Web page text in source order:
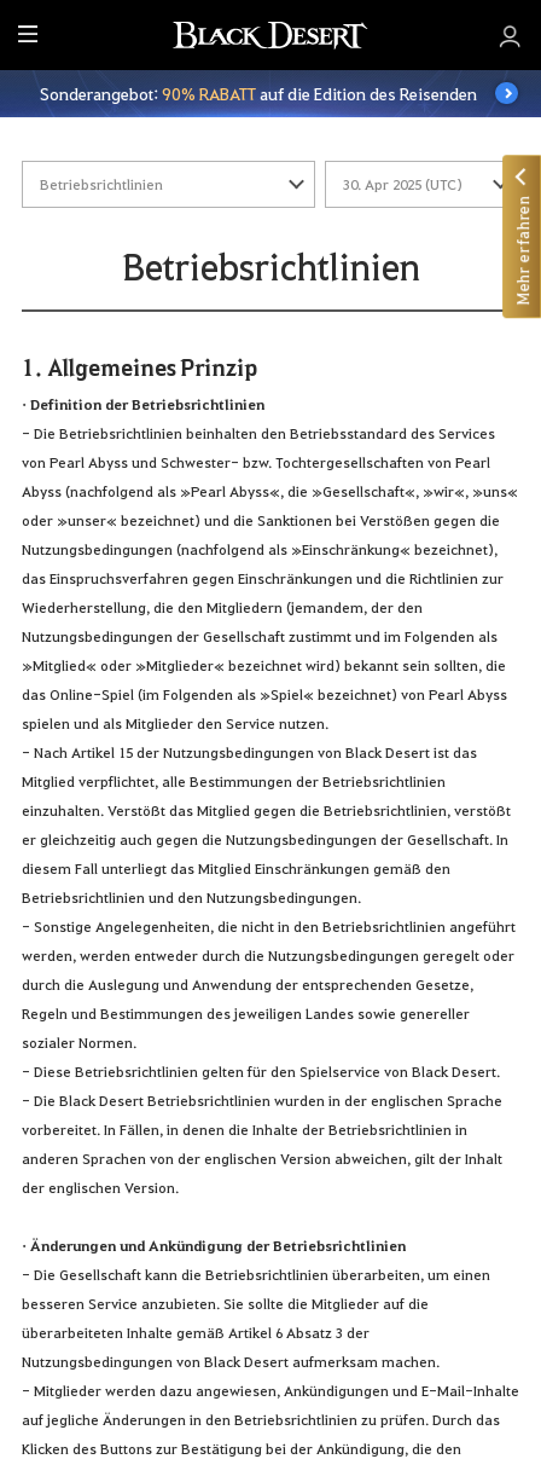
A
l
l Sonderangebot:90% RABATTauf die Edition des Reisenden
Betriebsrichtlinien
1. Allgemeines Prinzip
• Definition der Betriebsrichtlinien
- Die Betriebsrichtlinien beinhalten den Betriebsstandard des Services
von Pearl Abyss und Schwester- bzw. Tochtergesellschaften von Pearl
Abyss (nachfolgend als »Pearl Abyss«, die »Gesellschaft«, »wir«, »uns«
oder »unser« bezeichnet) und die Sanktionen bei Verstößen gegen die
Nutzungsbedingungen (nachfolgend als »Einschränkung« bezeichnet),
das Einspruchsverfahren gegen Einschränkungen und die Richtlinien zur
Wiederherstellung, die den Mitgliedern (jemandem, der den
Nutzungsbedingungen der Gesellschaft zustimmt und im Folgenden als
»Mitglied« oder »Mitglieder« bezeichnet wird) bekannt sein sollten, die
das Online-Spiel (im Folgenden als »Spiel« bezeichnet) von Pearl Abyss
spielen und als Mitglieder den Service nutzen.
- Nach Artikel 15 der Nutzungsbedingungen von Black Desert ist das
Mitglied verpflichtet, alle Bestimmungen der Betriebsrichtlinien
einzuhalten. Verstößt das Mitglied gegen die Betriebsrichtlinien, verstößt
er gleichzeitig auch gegen die Nutzungsbedingungen der Gesellschaft. In
diesem Fall unterliegt das Mitglied Einschränkungen gemäß den
Betriebsrichtlinien und den Nutzungsbedingungen.
- Sonstige Angelegenheiten, die nicht in den Betriebsrichtlinien angeführt
werden, werden entweder durch die Nutzungsbedingungen geregelt oder
durch die Auslegung und Anwendung der entsprechenden Gesetze,
Regeln und Bestimmungen des jeweiligen Landes sowie genereller
sozialer Normen.
- Diese Betriebsrichtlinien gelten für den Spielservice von Black Desert.
- Die Black Desert Betriebsrichtlinien wurden in der englischen Sprache
vorbereitet. In Fällen, in denen die Inhalte der Betriebsrichtlinien in
anderen Sprachen von der englischen Version abweichen, gilt der Inhalt
der englischen Version.
• Änderungen und Ankündigung der Betriebsrichtlinien
- Die Gesellschaft kann die Betriebsrichtlinien überarbeiten, um einen
besseren Service anzubieten. Sie sollte die Mitglieder auf die
überarbeiteten Inhalte gemäß Artikel 6 Absatz 3 der
Nutzungsbedingungen von Black Desert aufmerksam machen.
- Mitglieder werden dazu angewiesen, Ankündigungen und E-Mail-Inhalte
auf jegliche Änderungen in den Betriebsrichtlinien zu prüfen. Durch das
Klicken des Buttons zur Bestätigung bei der Ankündigung, die den
Mehr erfahren